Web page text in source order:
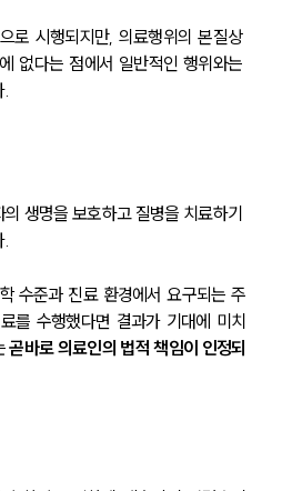
로 시행되지만, 의료행위의 본질상
없다는 점에서 일반적인 행위와는
.
생명을 보호하고 질병을 치료하기
.
수준과 진료 환경에서 요구되는 주
를 수행했다면 결과가 기대에 미치
곧바로 의료인의 법적 책임이 인정되